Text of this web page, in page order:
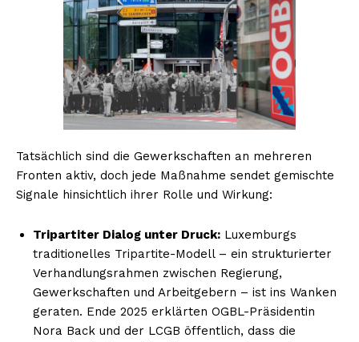
Tatsächlich sind die Gewerkschaften an mehreren
Fronten aktiv, doch jede Maßnahme sendet gemischte
Signale hinsichtlich ihrer Rolle und Wirkung:
Tripartiter Dialog unter Druck: Luxemburgs
traditionelles Tripartite-Modell – ein strukturierter
Verhandlungsrahmen zwischen Regierung,
Gewerkschaften und Arbeitgebern – ist ins Wanken
geraten. Ende 2025 erklärten OGBL-Präsidentin
Nora Back und der LCGB öffentlich, dass die